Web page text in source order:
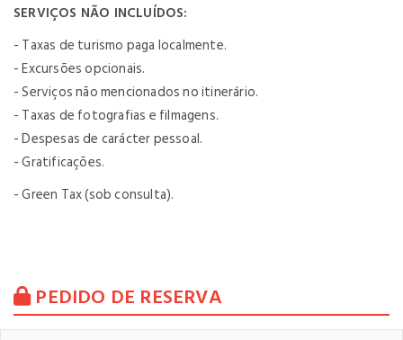
SERVIÇOS NÃO INCLUÍDOS:
- Taxas de turismo paga localmente.
- Excursões opcionais.
- Serviços não mencionados no itinerário.
- Taxas de fotografias e filmagens.
- Despesas de carácter pessoal.
- Gratificações.
- Green Tax (sob consulta).
PEDIDO DE RESERVA